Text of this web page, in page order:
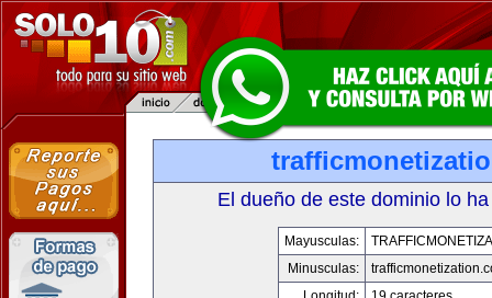
El dueño de este dominio lo
Mayusculas:
Minusculas: